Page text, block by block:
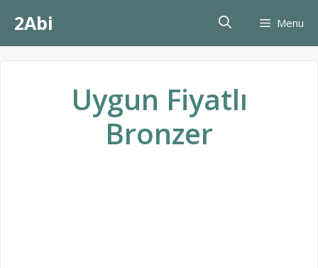
atla2Abi Menu
Uygun Fiyatlı
Bronzer